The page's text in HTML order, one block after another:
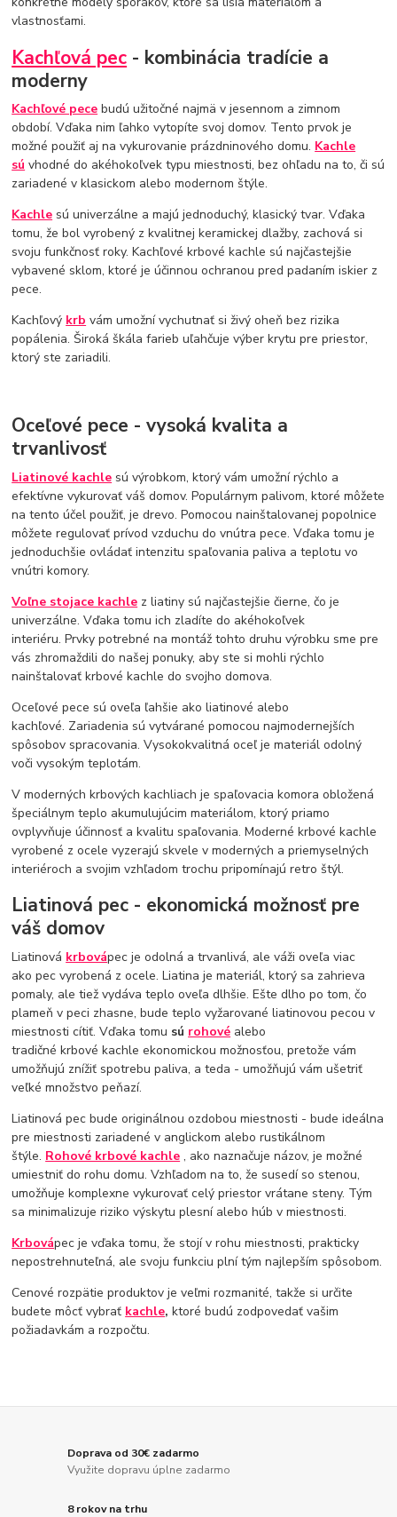
vlastnosťami.
Kachľová pec - kombinácia tradície a
moderny
Kachľové pece budú užitočné najmä v jesennom a zimnom
období. Vďaka nim ľahko vytopíte svoj domov. Tento prvok je
možné použiť aj na vykurovanie prázdninového domu. Kachle
sú vhodné do akéhokoľvek typu miestnosti, bez ohľadu na to, či sú
zariadené v klasickom alebo modernom štýle.
Kachle sú univerzálne a majú jednoduchý, klasický tvar. Vďaka
tomu, že bol vyrobený z kvalitnej keramickej dlažby, zachová si
svoju funkčnosť roky. Kachľové krbové kachle sú najčastejšie
vybavené sklom, ktoré je účinnou ochranou pred padaním iskier z
pece.
Kachľový krb vám umožní vychutnať si živý oheň bez rizika
popálenia. Široká škála farieb uľahčuje výber krytu pre priestor,
ktorý ste zariadili.
Oceľové pece - vysoká kvalita a
trvanlivosť
Liatinové kachle sú výrobkom, ktorý vám umožní rýchlo a
efektívne vykurovať váš domov. Populárnym palivom, ktoré môžete
na tento účel použiť, je drevo. Pomocou nainštalovanej popolnice
môžete regulovať prívod vzduchu do vnútra pece. Vďaka tomu je
jednoduchšie ovládať intenzitu spaľovania paliva a teplotu vo
vnútri komory.
Voľne stojace kachle z liatiny sú najčastejšie čierne, čo je
univerzálne. Vďaka tomu ich zladíte do akéhokoľvek
interiéru. Prvky potrebné na montáž tohto druhu výrobku sme pre
vás zhromaždili do našej ponuky, aby ste si mohli rýchlo
nainštalovať krbové kachle do svojho domova.
Oceľové pece sú oveľa ľahšie ako liatinové alebo
kachľové. Zariadenia sú vytvárané pomocou najmodernejších
spôsobov spracovania. Vysokokvalitná oceľ je materiál odolný
voči vysokým teplotám.
V moderných krbových kachliach je spaľovacia komora obložená
špeciálnym teplo akumulujúcim materiálom, ktorý priamo
ovplyvňuje účinnosť a kvalitu spaľovania. Moderné krbové kachle
vyrobené z ocele vyzerajú skvele v moderných a priemyselných
interiéroch a svojim vzhľadom trochu pripomínajú retro štýl.
Liatinová pec - ekonomická možnosť pre
váš domov
Liatinová krbovápec je odolná a trvanlivá, ale váži oveľa viac
ako pec vyrobená z ocele. Liatina je materiál, ktorý sa zahrieva
pomaly, ale tiež vydáva teplo oveľa dlhšie. Ešte dlho po tom, čo
plameň v peci zhasne, bude teplo vyžarované liatinovou pecou v
miestnosti cítiť. Vďaka tomu sú rohové alebo
tradičné krbové kachle ekonomickou možnosťou, pretože vám
umožňujú znížiť spotrebu paliva, a teda - umožňujú vám ušetriť
veľké množstvo peňazí.
Liatinová pec bude originálnou ozdobou miestnosti - bude ideálna
pre miestnosti zariadené v anglickom alebo rustikálnom
štýle. Rohové krbové kachle , ako naznačuje názov, je možné
umiestniť do rohu domu. Vzhľadom na to, že susedí so stenou,
umožňuje komplexne vykurovať celý priestor vrátane steny. Tým
sa minimalizuje riziko výskytu plesní alebo húb v miestnosti.
Krbovápec je vďaka tomu, že stojí v rohu miestnosti, prakticky
nepostrehnuteľná, ale svoju funkciu plní tým najlepším spôsobom.
Cenové rozpätie produktov je veľmi rozmanité, takže si určite
budete môcť vybrať kachle, ktoré budú zodpovedať vašim
požiadavkám a rozpočtu.
Doprava od 30€ zadarmo
Využite dopravu úplne zadarmo
8 rokov na trhu